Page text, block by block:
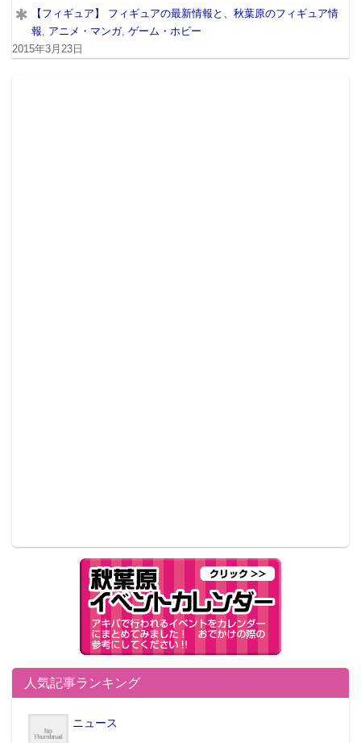
【フィギュア】 フィギュアの最新情報と、秋葉原のフィギュア情
報, アニメ・マンガ, ゲーム・ホビー
2015年3月23日
人気記事ランキング
ニュース